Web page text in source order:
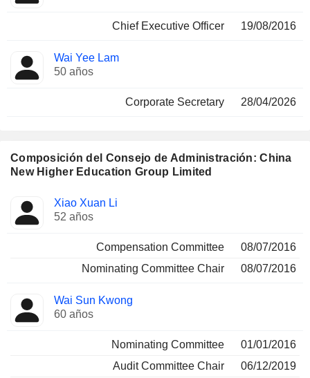
Chief Executive Officer 19/08/2016
Wai Yee Lam
50 años
Corporate Secretary 28/04/2026
Composición del Consejo de Administración: China
New Higher Education Group Limited
Administrador Comités
Xiao Xuan Li
52 años
Compensation Committee
08/07/2016
Nominating Committee Chair
08/07/2016
Wai Sun Kwong
60 años
Nominating Committee
01/01/2016
Audit Committee Chair
06/12/2019